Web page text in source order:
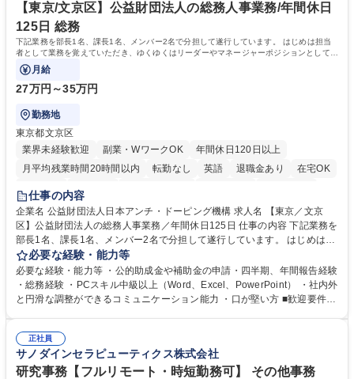
ール管理が出来る方。※将来的に他部署（営業部門、コーポレート部門）
へのジョブローテーションの可能性があります。 学歴・資格 学歴：大学
院 大学 語学力： 資格：宅地建物取引士
【東京/文京区】公益財団法人の総務人事業務/年間休日
125日 総務
下記業務を部長1名、課長1名、メンバー2名で分担して遂行しています。 はじめは担当
者として業務を覚えていただき、ゆくゆくはリーダーやマネージャーポジションとして活
躍いただくことを期待しています。
月給
27万円～35万円
勤務地
東京都文京区
業界未経験歓迎
副業・WワークOK
年間休日120日以上
月平均残業時間20時間以内
転勤なし 英語 退職金あり
在宅OK
賞与あり
育休あり
食事補助あり
仕事の内容
企業名 公益財団法人日本アンチ・ドーピング機構 求人名 【東京／文京
区】公益財団法人の総務人事業務／年間休日125日 仕事の内容 下記業務を
部長1名、課長1名、メンバー2名で分担して遂行しています。 はじめは担
当者として業務を覚えていただき、ゆくゆくはリーダーやマネージャーポ
ジションとして活躍いただくことを期待しています。 【総務・人事グルー
プの業務内容】 ・人事制度関連 ・採用活動 ・教育研修の企画、実行 ・勤
怠管理 ・官公庁への各種提出 ・法定の会議運営（評議員会、理事会） ・
管理 ・福利厚生関連 ・職員からの問合せ、相談対応 ・その他日常の総務
業務全般 募集職種 【東京／文京区】公益財団法人の総務人事業務／年間
休日125日
必要な経験・能力等
必要な経験・能力等 ・公的助成金や補助金の申請・四半期、年間報告経験
・総務経験 ・PCスキル中級以上（Word、Excel、PowerPoint） ・社内外
と円滑な調整ができるコミュニケーション能力 ・口が堅い方 ■歓迎要件
正社員
サノダインセラピューティクス株式会社
研究事務【フルリモート・時短勤務可】 その他事務